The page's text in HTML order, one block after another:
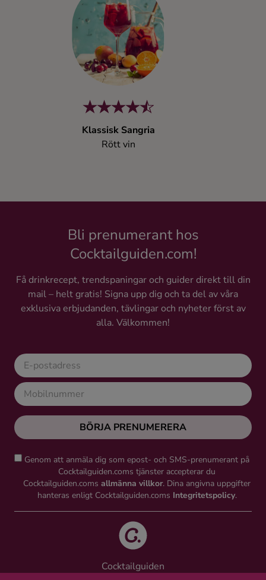
Klassisk Sangria
Rött vin
Bli prenumerant hos
Cocktailguiden.com!
Få drinkrecept, trendspaningar och guider direkt till din
mail – helt gratis! Signa upp dig och ta del av våra
exklusiva erbjudanden, tävlingar och nyheter först av
alla. Välkommen!
BÖRJA PRENUMERERA
Genom att anmäla dig som epost- och SMS-prenumerant på
Cocktailguiden.coms tjänster accepterar du
Cocktailguiden.coms allmänna villkor. Dina angivna uppgifter
hanteras enligt Cocktailguiden.coms Integritetspolicy.
Cocktailguiden